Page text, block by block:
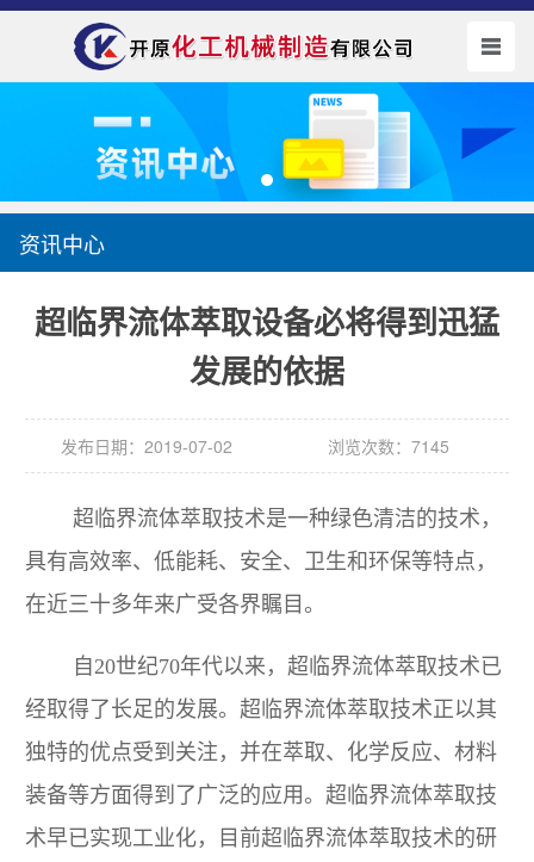
资讯中心
超临界流体萃取设备必将得到迅猛
发展的依据
发布日期：2019-07-02 浏览次数：7145
超临界流体萃取技术是一种绿色清洁的技术，
具有高效率、低能耗、安全、卫生和环保等特点，
在近三十多年来广受各界瞩目。
自20世纪70年代以来，超临界流体萃取技术已
经取得了长足的发展。超临界流体萃取技术正以其
独特的优点受到关注，并在萃取、化学反应、材料
装备等方面得到了广泛的应用。超临界流体萃取技
术早已实现工业化，目前超临界流体萃取技术的研